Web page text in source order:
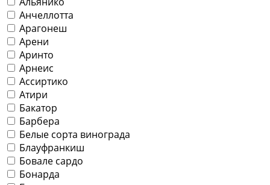
Анчеллотта
Арагонеш
Арени
Аринто
Арнеис
Ассиртико
Атири
Бакатор
Барбера
Белые сорта винограда
Блауфранкиш
Бовале сардо
Бонарда